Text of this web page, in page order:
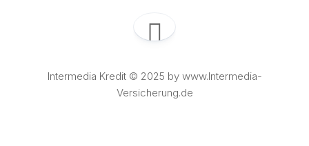
Intermedia Kredit © 2025 by www.Intermedia-
Versicherung.de